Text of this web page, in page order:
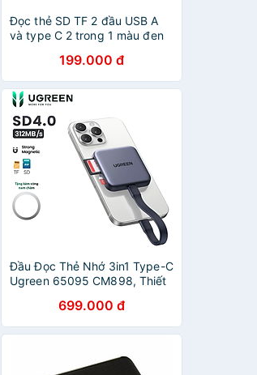
Đọc thẻ SD TF 2 đầu USB A
và type C 2 trong 1 màu đen
Hàng chính hãng
199.000 đ
Đầu Đọc Thẻ Nhớ 3in1 Type-C
Ugreen 65095 CM898, Thiết
trợ ProReshãng - Hàng chính
hãng
699.000 đ